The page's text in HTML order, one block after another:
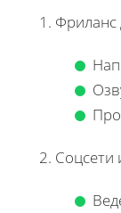
1.
2. Соцсети